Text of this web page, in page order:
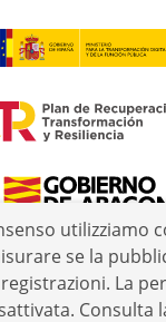
utilizziamo
se la
La
Consulta